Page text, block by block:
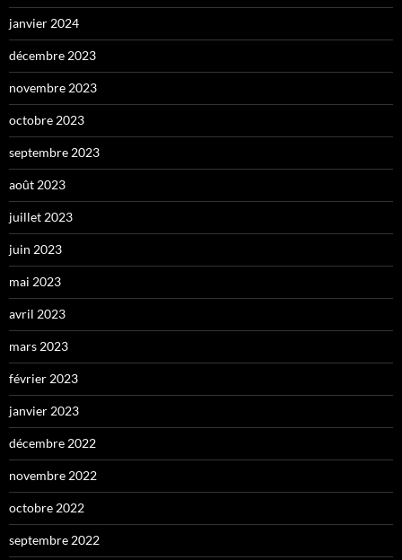
janvier 2024
décembre 2023
novembre 2023
octobre 2023
septembre 2023
août 2023
juillet 2023
juin 2023
mai 2023
avril 2023
mars 2023
février 2023
janvier 2023
décembre 2022
novembre 2022
octobre 2022
septembre 2022